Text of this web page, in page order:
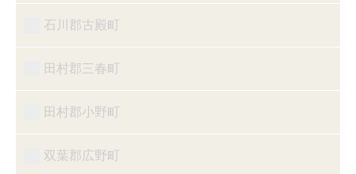
石川郡古殿町
田村郡三春町
田村郡小野町
双葉郡広野町